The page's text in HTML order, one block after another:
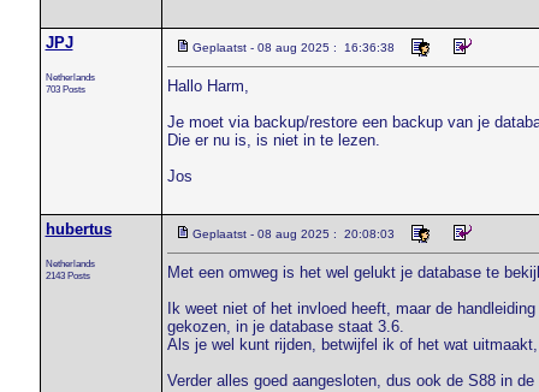
JPJ
Netherlands
703 Posts
Geplaatst - 08 aug 2025 : 16:36:38
Hallo Harm,
Je moet via backup/restore een backup van je
Die er nu is, is niet in te lezen.
Jos
hubertus
Netherlands
2143 Posts
Geplaatst - 08 aug 2025 : 20:08:03
Met een omweg is het wel gelukt je database te
Ik weet niet of het invloed heeft, maar de
gekozen, in je database staat 3.6.
Als je wel kunt rijden, betwijfel ik of het wat
Verder alles goed aangesloten, dus ook de S88 in de